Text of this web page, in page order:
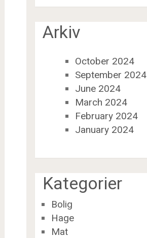
Arkiv
October 2024
September 2024
June 2024
March 2024
February 2024
January 2024
Kategorier
Bolig
Hage
Mat